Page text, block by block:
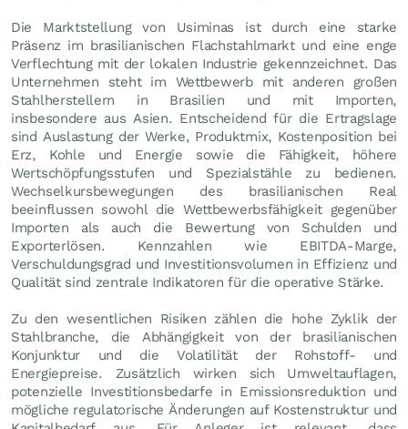
Die Marktstellung von Usiminas ist durch eine starke
Präsenz im brasilianischen Flachstahlmarkt und eine enge
Verflechtung mit der lokalen Industrie gekennzeichnet. Das
Unternehmen steht im Wettbewerb mit anderen großen
Stahlherstellern in Brasilien und mit Importen,
insbesondere aus Asien. Entscheidend für die Ertragslage
sind Auslastung der Werke, Produktmix, Kostenposition bei
Erz, Kohle und Energie sowie die Fähigkeit, höhere
Wertschöpfungsstufen und Spezialstähle zu bedienen.
Wechselkursbewegungen des brasilianischen Real
beeinflussen sowohl die Wettbewerbsfähigkeit gegenüber
Importen als auch die Bewertung von Schulden und
Exporterlösen. Kennzahlen wie EBITDA-Marge,
Verschuldungsgrad und Investitionsvolumen in Effizienz und
Qualität sind zentrale Indikatoren für die operative Stärke.
Zu den wesentlichen Risiken zählen die hohe Zyklik der
Stahlbranche, die Abhängigkeit von der brasilianischen
Konjunktur und die Volatilität der Rohstoff- und
Energiepreise. Zusätzlich wirken sich Umweltauflagen,
potenzielle Investitionsbedarfe in Emissionsreduktion und
mögliche regulatorische Änderungen auf Kostenstruktur und